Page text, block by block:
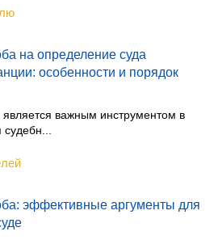
на определение суда
особенности и порядок
важным инструментом в
судебн...
эффективные аргументы для